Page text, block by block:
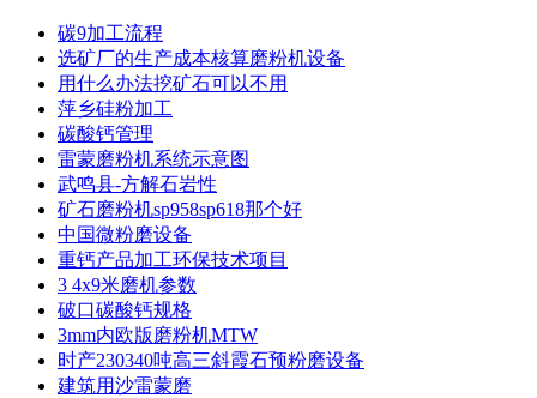
碳9加工流程
选矿厂的生产成本核算磨粉机设备
用什么办法挖矿石可以不用
萍乡硅粉加工
碳酸钙管理
雷蒙磨粉机系统示意图
武鸣县-方解石岩性
矿石磨粉机sp958sp618那个好
中国微粉磨设备
重钙产品加工环保技术项目
3 4x9米磨机参数
破口碳酸钙规格
3mm内欧版磨粉机MTW
时产230340吨高三斜霞石预粉磨设备
建筑用沙雷蒙磨